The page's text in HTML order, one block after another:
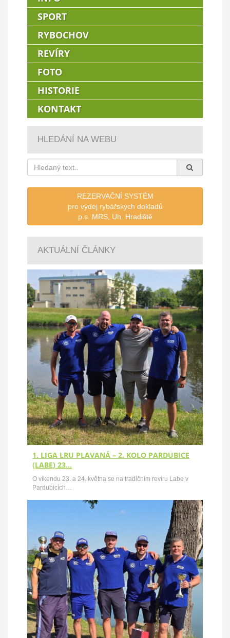
SPORT
RYBOCHOV
REVÍRY
FOTO
HISTORIE
KONTAKT
HLEDÁNÍ NA WEBU
REZERVAČNÍ SYSTÉM
pro výdej rybářských dokladů
p.s. MRS, Uh. Hradiště
AKTUÁLNÍ ČLÁNKY
1. LIGA LRU PLAVANÁ – 2. KOLO PARDUBICE
(LABE) 23…
O víkendu 23. a 24. května se na tradičním revíru Labe v
Pardubicích…